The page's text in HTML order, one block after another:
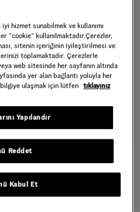
hizmet sunabilmek ve kullanımı
”cookie” kullanılmaktadır.Çerezler,
sitenin içeriğinin iyileştirilmesi ve
toplamaktadır. Çerezlerle
web sitesinde her sayfanın altında
yer alan bağlantı yoluyla her
ulaşmak için lütfen tıklayınız
Reddet
Kabul Et
Yapılandır